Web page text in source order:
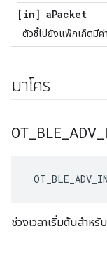
[in] aPacket
ตัวชี้ไปยังแพ็กเก็ตมีค่
มาโคร
OT BLE ADV
ช่วงเวลาเริ่มต้นสำห